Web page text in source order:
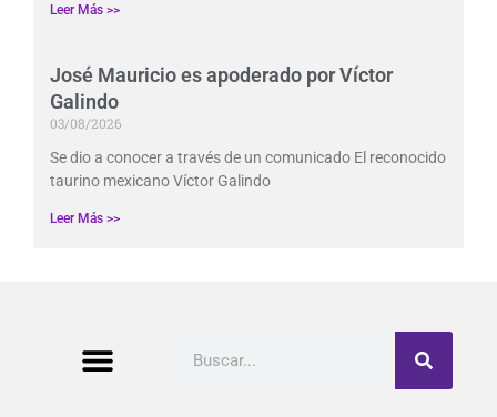
Leer Más >>
José Mauricio es apoderado por Víctor
Galindo
03/08/2026
Se dio a conocer a través de un comunicado El reconocido
taurino mexicano Víctor Galindo
Leer Más >>